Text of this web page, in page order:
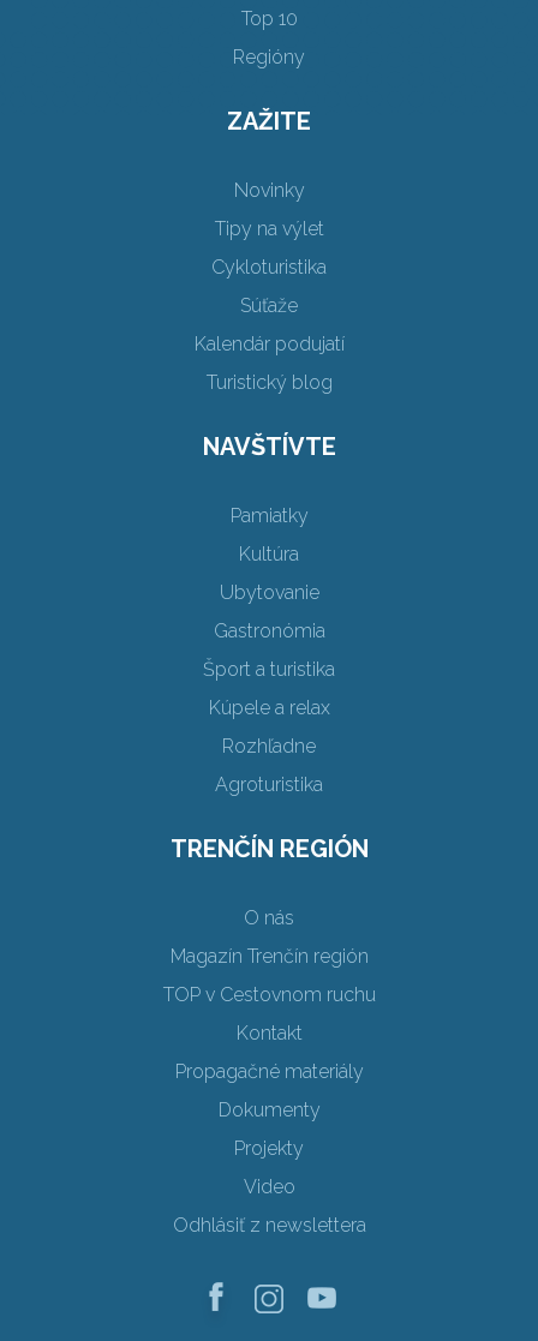
Top 10
Regióny
ZAŽITE
Novinky
Tipy na výlet
Cykloturistika
Súťaže
Kalendár podujatí
Turistický blog
NAVŠTÍVTE
Pamiatky
Kultúra
Ubytovanie
Gastronómia
Šport a turistika
Kúpele a relax
Rozhľadne
Agroturistika
TRENČÍN REGIÓN
O nás
Magazín Trenčín región
TOP v Cestovnom ruchu
Kontakt
Propagačné materiály
Dokumenty
Projekty
Video
Odhlásiť z newslettera